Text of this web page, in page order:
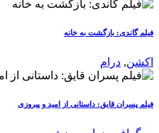
فیلم گاندی: بازگشت به خانه
اکشن, درام
فیلم پسران قایق: داستانی از امید و پیروزی